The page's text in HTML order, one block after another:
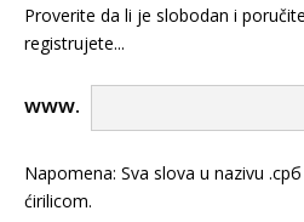
Proverite da li je slobodan i
registrujete...
www.
Napomena: Sva slova u nazivu
ćirilicom.